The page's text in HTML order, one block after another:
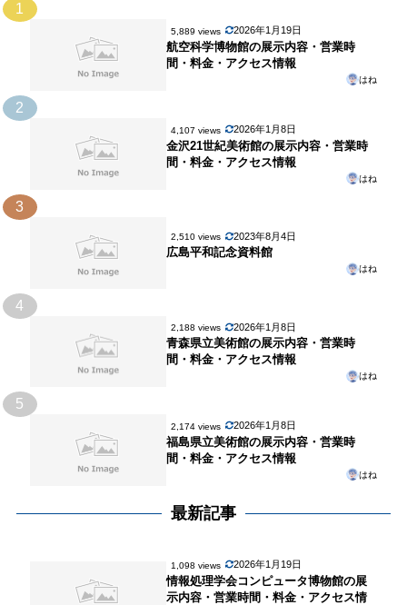
1
5,889 views 2026年1月19日
航空科学博物館の展示内容・営業時
間・料金・アクセス情報
はね
2
4,107 views 2026年1月8日
金沢21世紀美術館の展示内容・営業時
間・料金・アクセス情報
はね
3
2,510 views 2023年8月4日
広島平和記念資料館
はね
4
2,188 views 2026年1月8日
青森県立美術館の展示内容・営業時
間・料金・アクセス情報
はね
5
2,174 views 2026年1月8日
福島県立美術館の展示内容・営業時
間・料金・アクセス情報
はね
最新記事
1,098 views 2026年1月19日
情報処理学会コンピュータ博物館の展
示内容・営業時間・料金・アクセス情